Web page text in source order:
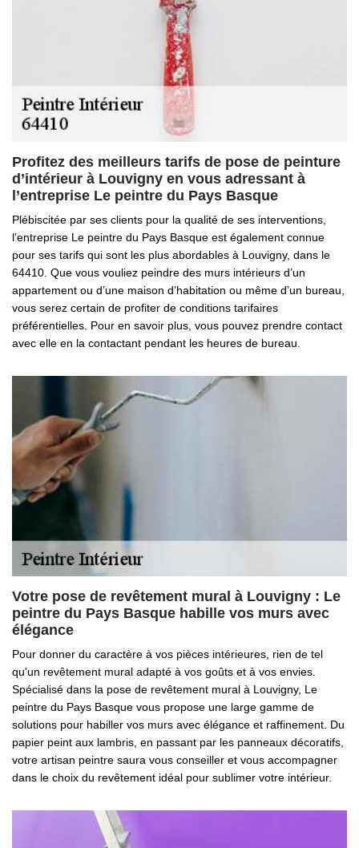
Profitez des meilleurs tarifs de pose de peinture
d’intérieur à Louvigny en vous adressant à
l’entreprise Le peintre du Pays Basque
Plébiscitée par ses clients pour la qualité de ses interventions,
l’entreprise Le peintre du Pays Basque est également connue
pour ses tarifs qui sont les plus abordables à Louvigny, dans le
64410. Que vous vouliez peindre des murs intérieurs d’un
appartement ou d’une maison d’habitation ou même d’un bureau,
vous serez certain de profiter de conditions tarifaires
préférentielles. Pour en savoir plus, vous pouvez prendre contact
avec elle en la contactant pendant les heures de bureau.
Votre pose de revêtement mural à Louvigny : Le
peintre du Pays Basque habille vos murs avec
élégance
Pour donner du caractère à vos pièces intérieures, rien de tel
qu'un revêtement mural adapté à vos goûts et à vos envies.
Spécialisé dans la pose de revêtement mural à Louvigny, Le
peintre du Pays Basque vous propose une large gamme de
solutions pour habiller vos murs avec élégance et raffinement. Du
papier peint aux lambris, en passant par les panneaux décoratifs,
votre artisan peintre saura vous conseiller et vous accompagner
dans le choix du revêtement idéal pour sublimer votre intérieur.